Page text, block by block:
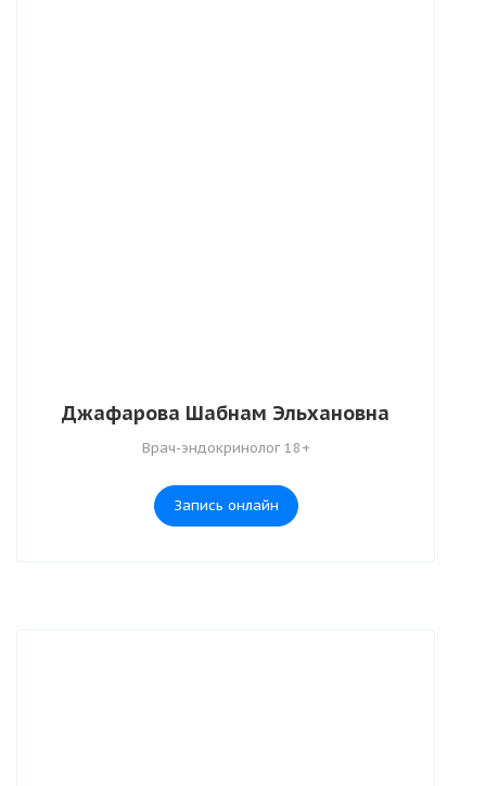
Джафарова Шабнам Эльхановна
Врач-эндокринолог 18+
Запись онлайн